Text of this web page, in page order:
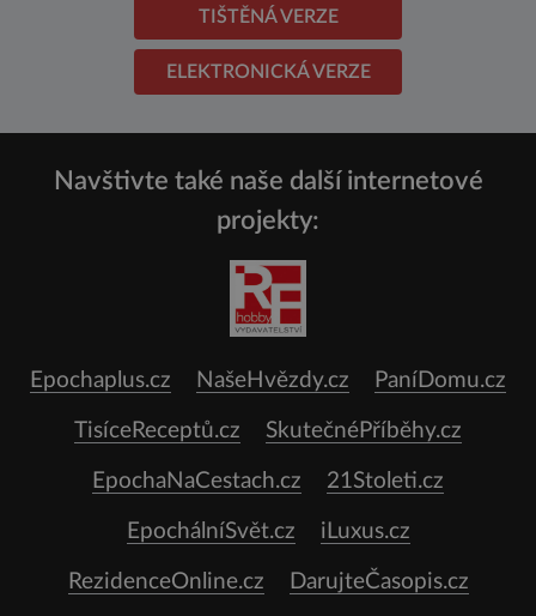
TIŠTĚNÁ VERZE
ELEKTRONICKÁ VERZE
Navštivte také naše další internetové
projekty:
Epochaplus.cz NašeHvězdy.cz PaníDomu.cz
TisíceReceptů.cz SkutečnéPříběhy.cz
EpochaNaCestach.cz 21Stoleti.cz
EpochálníSvět.cz iLuxus.cz
RezidenceOnline.cz DarujteČasopis.cz